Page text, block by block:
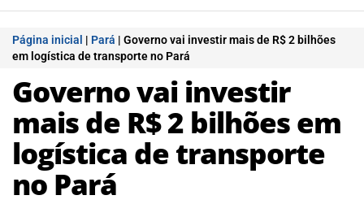
Página inicial | Pará | Governo vai investir mais de R$ 2 bilhões
em logística de transporte no Pará
Governo vai investir
mais de R$ 2 bilhões em
logística de transporte
no Pará